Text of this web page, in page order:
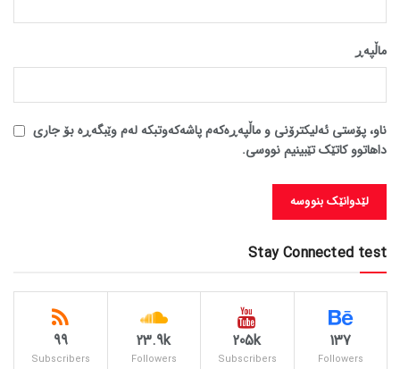
ماڵپه‌ڕ
ناو، پۆستی ئەلیکترۆنی و ماڵپەڕەکەم پاشەکەوتبکە لەم وێبگەڕە بۆ جاری
داهاتوو کاتێک تێبینیم نووسی.
Stay Connected test
137
Followers
205k
Subscribers
23.9k
Followers
99
Subscribers